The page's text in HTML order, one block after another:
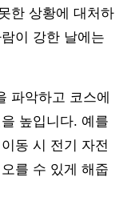
한 상황에 대처하
이 강한 날에는
파악하고 코스에
높입니다. 예를
동 시 전기 자전
를 수 있게 해줍